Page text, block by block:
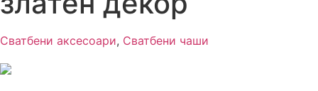
Сватбени аксесоари, Сватбени чаши